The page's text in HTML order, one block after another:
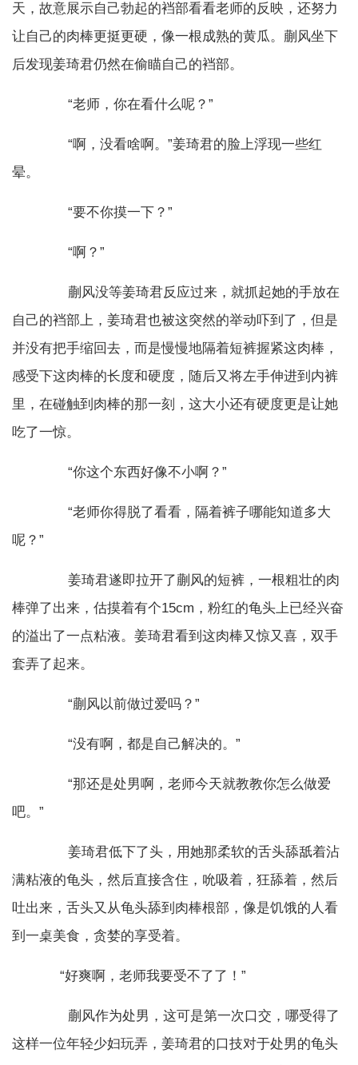
天，故意展示自己勃起的裆部看看老师的反映，还努力
让自己的肉棒更挺更硬，像一根成熟的黄瓜。蒯风坐下
后发现姜琦君仍然在偷瞄自己的裆部。
“老师，你在看什么呢？”
“啊，没看啥啊。”姜琦君的脸上浮现一些红
晕。
“要不你摸一下？”
“啊？”
蒯风没等姜琦君反应过来，就抓起她的手放在
自己的裆部上，姜琦君也被这突然的举动吓到了，但是
并没有把手缩回去，而是慢慢地隔着短裤握紧这肉棒，
感受下这肉棒的长度和硬度，随后又将左手伸进到内裤
里，在碰触到肉棒的那一刻，这大小还有硬度更是让她
吃了一惊。
“你这个东西好像不小啊？”
“老师你得脱了看看，隔着裤子哪能知道多大
呢？”
姜琦君遂即拉开了蒯风的短裤，一根粗壮的肉
棒弹了出来，估摸着有个15cm，粉红的龟头上已经兴奋
的溢出了一点粘液。姜琦君看到这肉棒又惊又喜，双手
套弄了起来。
“蒯风以前做过爱吗？”
“没有啊，都是自己解决的。”
“那还是处男啊，老师今天就教教你怎么做爱
吧。”
姜琦君低下了头，用她那柔软的舌头舔舐着沾
满粘液的龟头，然后直接含住，吮吸着，狂舔着，然后
吐出来，舌头又从龟头舔到肉棒根部，像是饥饿的人看
到一桌美食，贪婪的享受着。
“好爽啊，老师我要受不了了！”
蒯风作为处男，这可是第一次口交，哪受得了
这样一位年轻少妇玩弄，姜琦君的口技对于处男的龟头